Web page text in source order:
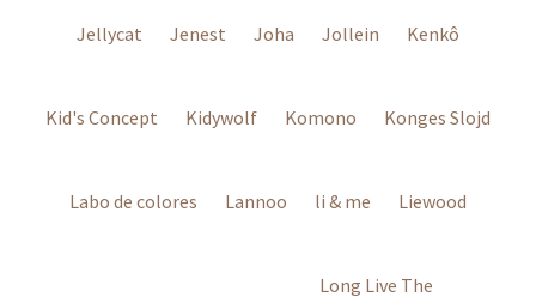
Jellycat Jenest Joha Jollein Kenkô
Kid's Concept Kidywolf Komono Konges Slojd
Labo de colores Lannoo li & me Liewood
Long Live The